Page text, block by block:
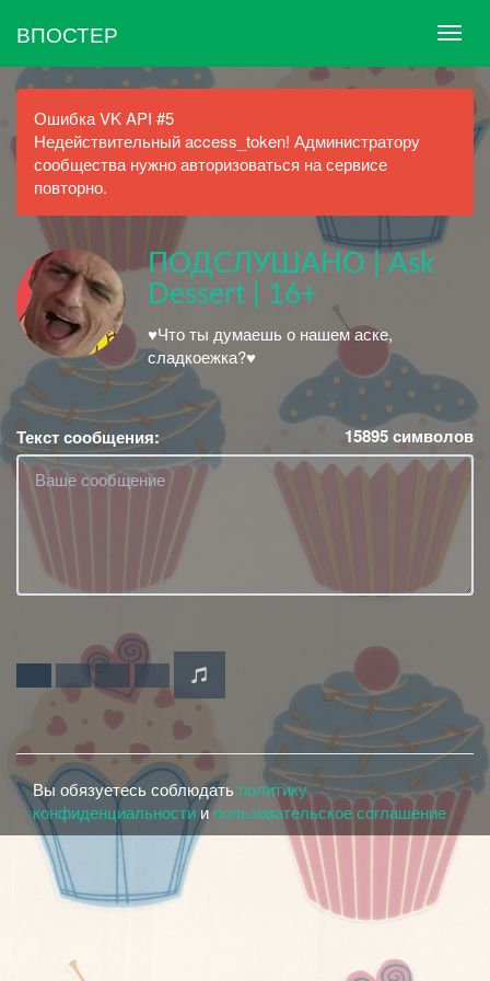
ВПОСТЕР
Ошибка VK API #5
Недействительный access_token! Администратору
сообщества нужно авторизоваться на сервисе
повторно.
ПОДСЛУШАНО | Ask
Dessert | 16+
♥Что ты думаешь о нашем аске,
сладкоежка?♥
Текст сообщения: 15895символов
Вы обязуетесь соблюдать политику
конфиденциальностиипользовательское соглашение